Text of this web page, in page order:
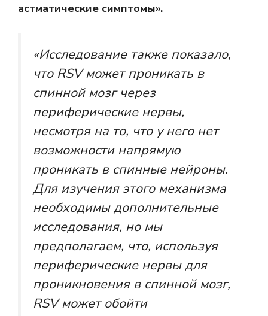
астматические симптомы».
«Исследование также показало,
что RSV может проникать в
спинной мозг через
периферические нервы,
несмотря на то, что у него нет
возможности напрямую
проникать в спинные нейроны.
Для изучения этого механизма
необходимы дополнительные
исследования, но мы
предполагаем, что, используя
периферические нервы для
проникновения в спинной мозг,
RSV может обойти